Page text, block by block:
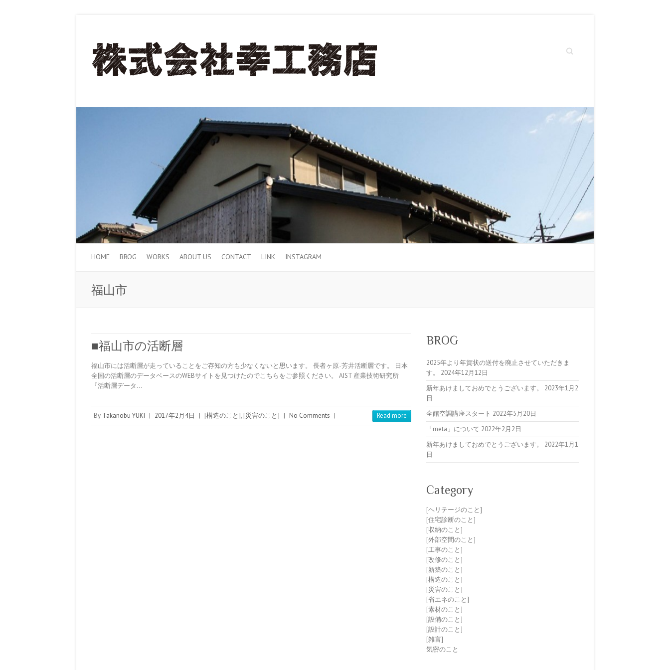
Search
HOME BROG WORKS ABOUT US CONTACT LINK INSTAGRAM
福山市
■福山市の活断層
福山市には活断層が走っていることをご存知の方も少なくないと思います。 長者ヶ原-芳井活断層です。 日本
全国の活断層のデータベースのWEBサイトを見つけたのでこちらをご参照ください。 AIST 産業技術研究所
『活断層データ…
By Takanobu YUKI | 2017年2月4日 | [構造のこと], [災害のこと] | No Comments | Read more
BROG
2025年より年賀状の送付を廃止させていただきま
す。
2024年12月12日
新年あけましておめでとうございます。
2023年1月2
日
全館空調講座スタート 2022年5月20日
「meta」について 2022年2月2日
新年あけましておめでとうございます。
2022年1月1
日
Category
[ヘリテージのこと]
[住宅診断のこと]
[収納のこと]
[外部空間のこと]
[工事のこと]
[改修のこと]
[新築のこと]
[構造のこと]
[災害のこと]
[省エネのこと]
[素材のこと]
[設備のこと]
[設計のこと]
[雑言]
気密のこと